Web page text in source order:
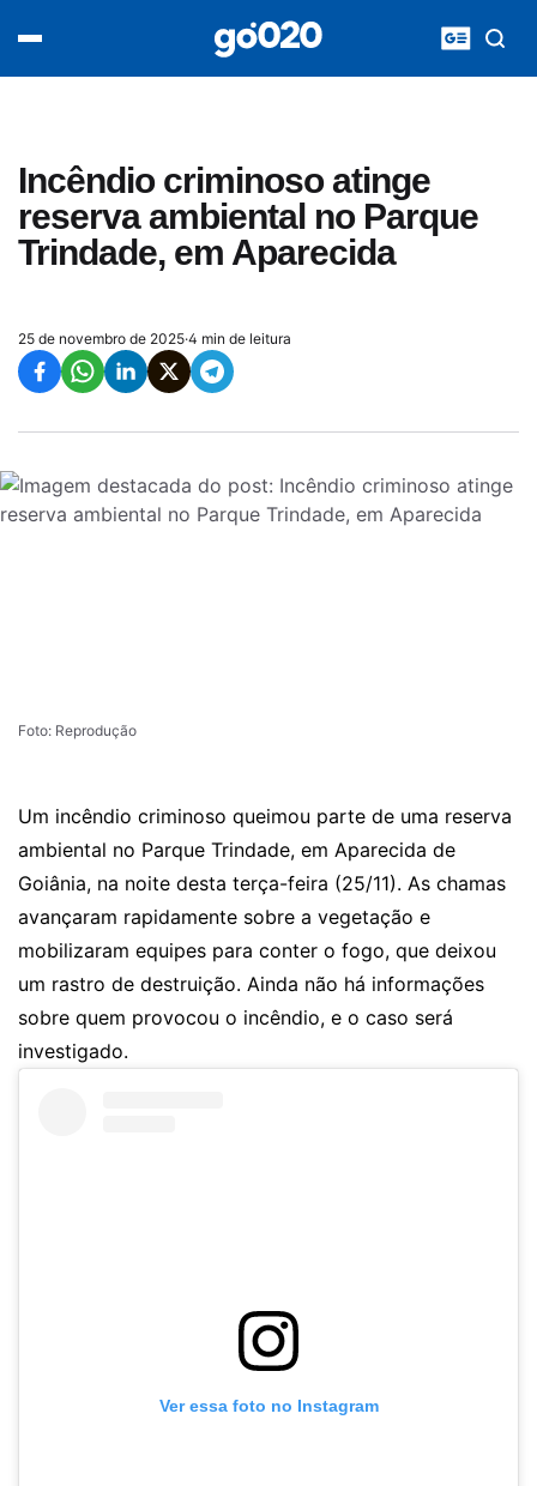
Incêndio criminoso atinge
reserva ambiental no Parque
Trindade, em Aparecida
25 de novembro de 2025·4 min de leitura
Foto: Reprodução
Um incêndio criminoso queimou parte de uma reserva
ambiental no Parque Trindade, em Aparecida de
Goiânia, na noite desta terça-feira (25/11). As chamas
avançaram rapidamente sobre a vegetação e
mobilizaram equipes para conter o fogo, que deixou
um rastro de destruição. Ainda não há informações
sobre quem provocou o incêndio, e o caso será
investigado.
Ver essa foto no Instagram
acontece agora
entretenimento
vídeos
pod020